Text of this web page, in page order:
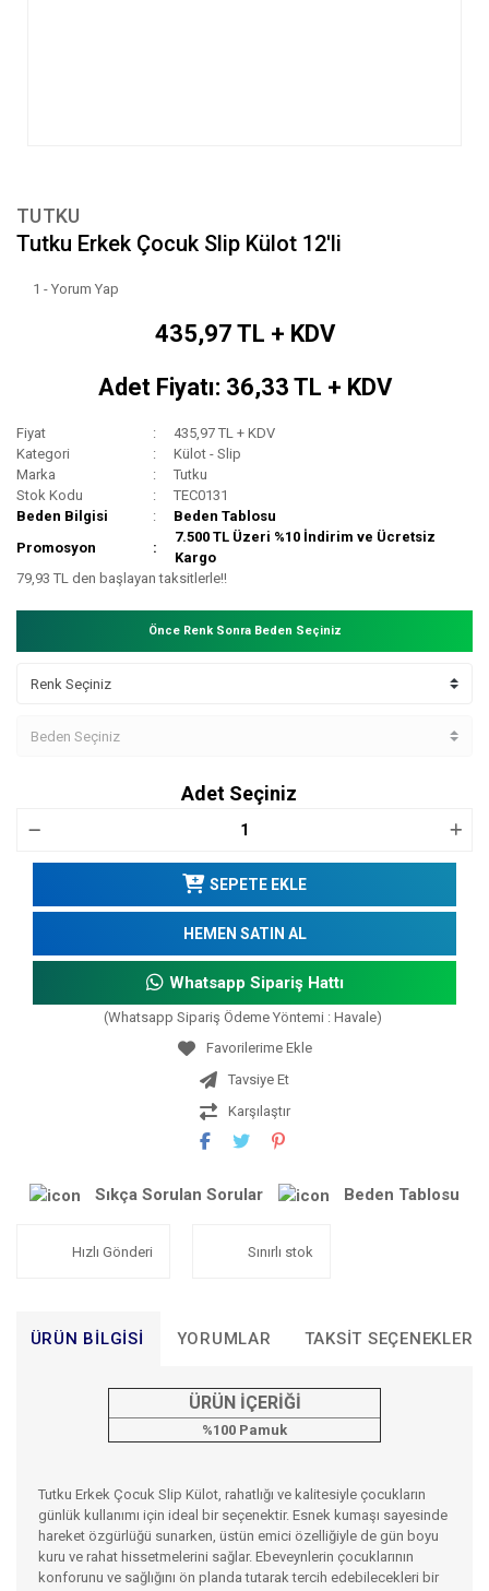
TUTKU
Tutku Erkek Çocuk Slip Külot 12'li
1 - Yorum Yap
435,97 TL + KDV
Adet Fiyatı: 36,33 TL + KDV
Fiyat
435,97 TL + KDV
Kategori
Külot - Slip
Marka
Tutku
Stok Kodu
TEC0131
Beden Bilgisi
Beden Tablosu
Promosyon
7.500 TL Üzeri %10 İndirim ve Ücretsiz
Kargo
79,93 TL den başlayan taksitlerle!!
Önce Renk Sonra Beden Seçiniz
Adet Seçiniz
SEPETE EKLE
HEMEN SATIN AL
Whatsapp Sipariş Hattı
(Whatsapp Sipariş Ödeme Yöntemi : Havale)
Tavsiye Et
Karşılaştır
Sıkça Sorulan Sorular Beden Tablosu
Hızlı Gönderi Sınırlı stok
ÜRÜN BILGISI YORUMLAR TAKSIT SEÇENEKLERI
ÜRÜN İÇERİĞİ
%100 Pamuk
Tutku Erkek Çocuk Slip Külot, rahatlığı ve kalitesiyle çocukların
günlük kullanımı için ideal bir seçenektir. Esnek kumaşı sayesinde
hareket özgürlüğü sunarken, üstün emici özelliğiyle de gün boyu
kuru ve rahat hissetmelerini sağlar. Ebeveynlerin çocuklarının
konforunu ve sağlığını ön planda tutarak tercih edebilecekleri bir